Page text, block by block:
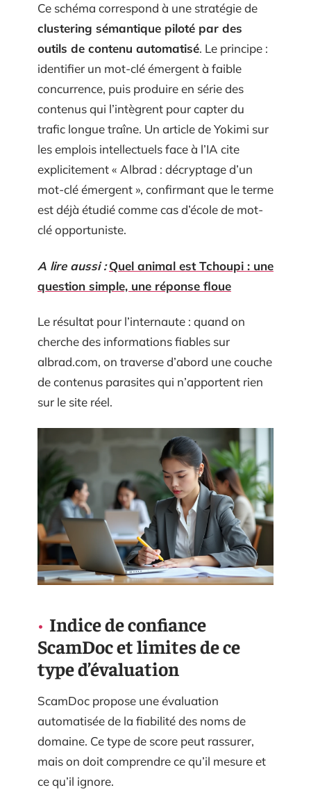
Ce schéma correspond à une stratégie de
clustering sémantique piloté par des
outils de contenu automatisé. Le principe :
identifier un mot-clé émergent à faible
concurrence, puis produire en série des
contenus qui l’intègrent pour capter du
trafic longue traîne. Un article de Yokimi sur
les emplois intellectuels face à l’IA cite
explicitement « Albrad : décryptage d’un
mot-clé émergent », confirmant que le terme
est déjà étudié comme cas d’école de mot-
clé opportuniste.
A lire aussi : Quel animal est Tchoupi : une
question simple, une réponse floue
Le résultat pour l’internaute : quand on
cherche des informations fiables sur
albrad.com, on traverse d’abord une couche
de contenus parasites qui n’apportent rien
sur le site réel.
Indice de confiance
ScamDoc et limites de ce
type d’évaluation
ScamDoc propose une évaluation
automatisée de la fiabilité des noms de
domaine. Ce type de score peut rassurer,
mais on doit comprendre ce qu’il mesure et
ce qu’il ignore.